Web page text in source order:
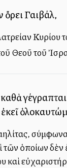
Γαιβάλ,
Θεοῦ τοῦ
ὁποίων δὲν